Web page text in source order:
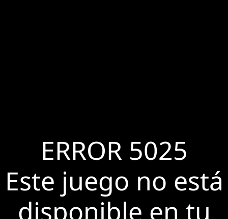
ERROR 5025
Este juego no está
disponible en tu